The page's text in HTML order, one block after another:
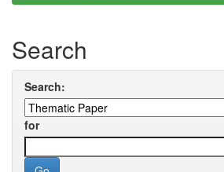
Search
Search:
for